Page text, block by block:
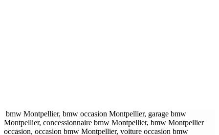
bmw Montpellier, bmw occasion Montpellier, garage bmw
Montpellier, concessionnaire bmw Montpellier, bmw Montpellier
occasion, occasion bmw Montpellier, voiture occasion bmw